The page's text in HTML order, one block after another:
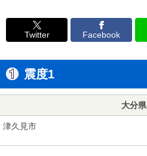
Twitter Facebook
震度1
大分県
津久見市